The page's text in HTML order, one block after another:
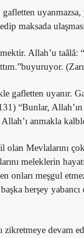
maksada
Allah’u
gafletten uyanır.
“Bunlar,
anmakla
Mevlalarını
meleklerin
onları meşgul
herşey
zikretmeye devam